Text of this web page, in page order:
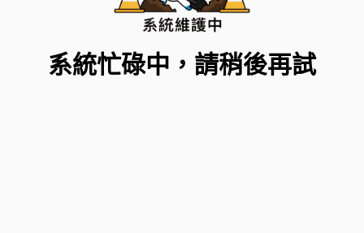
系統忙碌中，請稍後再試